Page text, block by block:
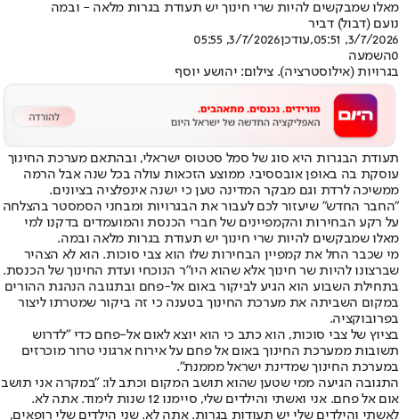
מאלו שמבקשים להיות שרי חינוך יש תעודת בגרות מלאה - ובמה
נועם (דבול) דביר
3/7/2026, 05:51
,עודכן3/7/2026, 05:55
0השמעה
בגרויות (אילוסטרציה). צילום: יהושע יוסף
תעודת הבגרות היא סוג של סמל סטטוס ישראלי, ובהתאם מערכת החינוך
עוסקת בה באופן אובססיבי. ממוצע הזכאות עולה בכל שנה אבל הרמה
ממשיכה לרדת וגם מבקר המדינה טען כי ישנה אינפלציה בציונים.
"החבר החדש" שיעזור לכם לעבור את הבגרויות ומבחני הסמסטר בהצלחה
על רקע הבחירות והקמפיינים של חברי הכנסת והמועמדים בדקנו למי
מאלו שמבקשים להיות שרי חינוך יש תעודת בגרות מלאה ובמה.
מי שכבר החל את קמפיין הבחירות שלו הוא צבי סוכות. הוא לא הצהיר
שברצונו להיות שר חינוך אלא שהוא היו"ר הנוכחי ועדת החינוך של הכנסת.
בתחילת השבוע הוא הגיע לביקור באום אל-פחם ובתגובה הנהגת ההורים
במקום השביתה את מערכת החינוך בטענה כי זה ביקור שמטרתו ליצור
בפרובוקציה.
בציוץ של צבי סוכות, הוא כתב כי הוא יוצא לאום אל-פחם כדי "לדרוש
תשובות ממערכת החינוך באום אל פחם על אירוח ארגוני טרור מוכרזים
במערכת החינוך שמדינת ישראל מממנת".
התגובה הגיעה ממי שטען שהוא תושב המקום וכתב לו: "במקרה אני תושב
אום אל פחם. אני ואשתי והילדים שלי, סיימנו 12 שנות לימוד. אתה לא.
לאשתי והילדים שלי יש תעודות בגרות. אתה לא. שני הילדים שלי רופאים,